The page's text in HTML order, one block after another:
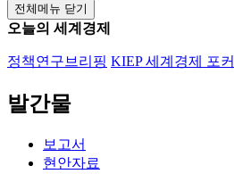
전체메뉴 닫기
오늘의 세계경제
정책연구브리핑 KIEP 세계경제 포
발간물
보고서
현안자료